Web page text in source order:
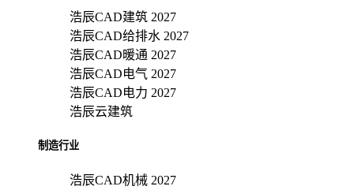
浩辰CAD建筑 2027
浩辰CAD给排水 2027
浩辰CAD暖通 2027
浩辰CAD电气 2027
浩辰CAD电力 2027
浩辰云建筑
制造行业
浩辰CAD机械 2027